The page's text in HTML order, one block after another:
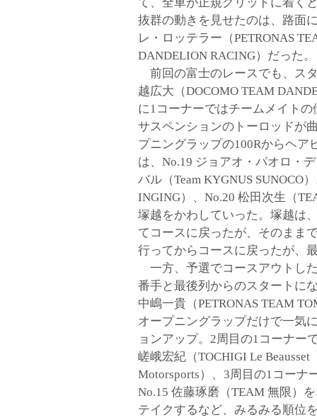
抜群の動きを見せたのは、路面
レ・ロッテラー（PETRONAS
DANDELION RACING）だった。
前回の富士のレースでも、ス
越広大（DOCOMO TEAM
に1コーナーではチームメイト
サスペンションのトーロッドが
プニングラップの100Rからヘ
は、No.19 ジョアオ・パオロ・
バル（Team KYGNUS SUNOCO
INGING）、No.20 松田次生（
塚越をかわしていった。塚越は
てコースに戻ったが、そのまま
行ってからコースに戻ったが、
一方、予選でコースアウトし
番手と最後列からのスタートに
中嶋一貴（PETRONAS TEAM
オープニングラップだけで一気
ョンアップ。2周目の1コーナー
嵯峨宏紀（TOCHIGI Le Beausset
Motorsports）、3周目の1コーナ
No.15 佐藤琢磨（TEAM 無限）
テイクするなど、みるみる順位